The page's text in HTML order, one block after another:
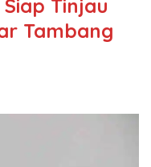
Tinjau
Tambang